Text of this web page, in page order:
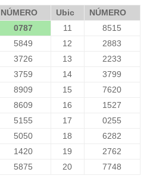
NÚMERO Ubic
NÚMERO
0787 11
8515
5849 12
2883
3726 13
2233
3759 14
3799
8909 15
7620
8609 16
1527
5155 17
0255
5050 18
6282
1420 19
2762
5875 20 7748